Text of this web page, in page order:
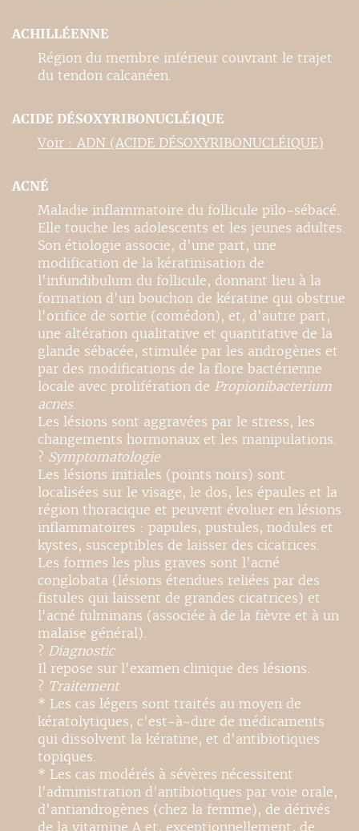
ACHILLÉENNE
Région du membre inférieur couvrant le trajet
du tendon calcanéen.
ACIDE DÉSOXYRIBONUCLÉIQUE
Voir : ADN (ACIDE DÉSOXYRIBONUCLÉIQUE)
ACNÉ
Maladie inflammatoire du follicule pilo-sébacé.
Elle touche les adolescents et les jeunes adultes.
Son étiologie associe, d'une part, une
modification de la kératinisation de
l'infundibulum du follicule, donnant lieu à la
formation d'un bouchon de kératine qui obstrue
l'orifice de sortie (comédon), et, d'autre part,
une altération qualitative et quantitative de la
glande sébacée, stimulée par les androgènes et
par des modifications de la flore bactérienne
locale avec prolifération de Propionibacterium
acnes.
Les lésions sont aggravées par le stress, les
changements hormonaux et les manipulations.
? Symptomatologie
Les lésions initiales (points noirs) sont
localisées sur le visage, le dos, les épaules et la
région thoracique et peuvent évoluer en lésions
inflammatoires : papules, pustules, nodules et
kystes, susceptibles de laisser des cicatrices.
Les formes les plus graves sont l'acné
conglobata (lésions étendues reliées par des
fistules qui laissent de grandes cicatrices) et
l'acné fulminans (associée à de la fièvre et à un
malaise général).
? Diagnostic
Il repose sur l'examen clinique des lésions.
? Traitement
* Les cas légers sont traités au moyen de
kératolytiques, c'est-à-dire de médicaments
qui dissolvent la kératine, et d'antibiotiques
topiques.
* Les cas modérés à sévères nécessitent
l'administration d'antibiotiques par voie orale,
d'antiandrogènes (chez la femme), de dérivés
de la vitamine A et, exceptionnellement, de